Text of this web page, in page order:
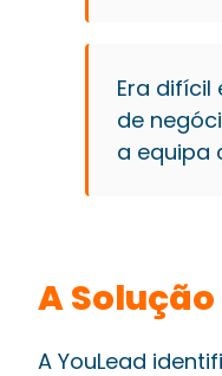
Era
de
a equipa
A
A YouLead